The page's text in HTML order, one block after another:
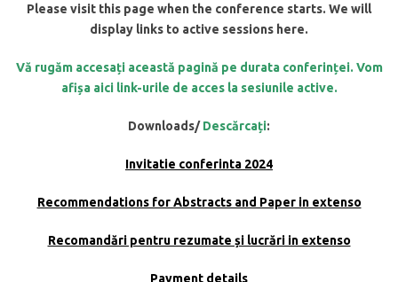
Please visit this page when the conference starts. We will
display links to active sessions here.
Vă rugăm accesați această pagină pe durata conferinței. Vom
afișa aici link-urile de acces la sesiunile active.
Downloads/Descărcați:
Invitatie conferinta 2024
Recommendations for Abstracts and Paper in extenso
Recomandări pentru rezumate și lucrări in extenso
Payment details